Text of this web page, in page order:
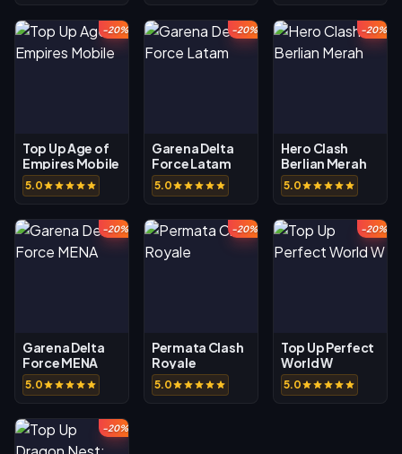
-20%
Top Up Age of
Empires Mobile
5.0
-20%
Garena Delta
Force Latam
5.0
-20%
Hero Clash
Berlian Merah
5.0
-20%
Garena Delta
Force MENA
5.0
-20%
Permata Clash
Royale
5.0
-20%
Top Up Perfect
World W
5.0
-20%